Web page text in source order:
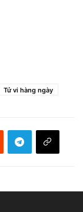
Tử vi hàng ngày